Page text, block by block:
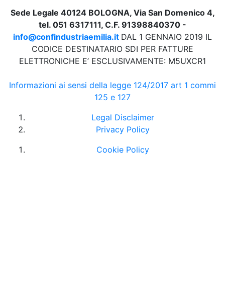
Sede Legale 40124 BOLOGNA, Via San Domenico 4,
tel. 051 6317111, C.F. 91398840370 -
info@confindustriaemilia.it DAL 1 GENNAIO 2019 IL
CODICE DESTINATARIO SDI PER FATTURE
ELETTRONICHE E’ ESCLUSIVAMENTE: M5UXCR1
Informazioni ai sensi della legge 124/2017 art 1 commi
125 e 127
Legal Disclaimer
Privacy Policy
Cookie Policy